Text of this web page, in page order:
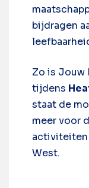
bijdragen
Zo is Jouw
tijdens
staat de
meer voor
activiteiten
West.